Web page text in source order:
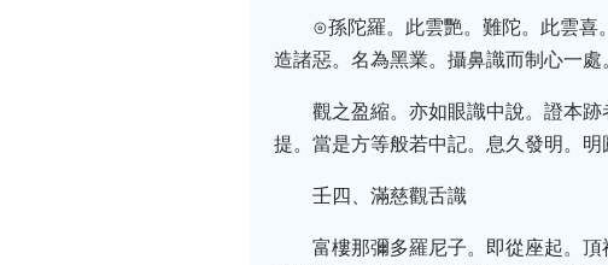
⊙孫陀羅。此雲艷。難陀。此雲喜
造諸惡。名為黑業。攝鼻識而制心一
觀之盈縮。亦如眼識中說。證本
提。當是方等般若中記。息久發明。
壬四、滿慈觀舌識
富樓那彌多羅尼子。即從座起。